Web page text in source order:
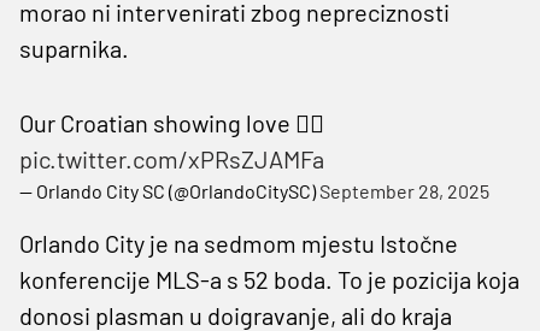
morao ni intervenirati zbog nepreciznosti
suparnika.
Our Croatian showing love ❤️‍🔥
pic.twitter.com/xPRsZJAMFa
— Orlando City SC (@OrlandoCitySC)September 28, 2025
Orlando City je na sedmom mjestu Istočne
konferencije MLS-a s 52 boda. To je pozicija koja
donosi plasman u doigravanje, ali do kraja